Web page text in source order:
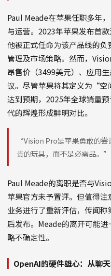
Paul Meade在苹果任职多年
与运营。2023年苹果发布首
他被正式任命为该产品线的
管理及市场策略。然而，
昂售价（3499美元）、应用
议。尽管苹果将其定义为“
达到预期，2025年全球销量
代的辉煌形成鲜明对比。
“Vision Pro是苹果勇敢的
贵的玩具，而不是必需品
Paul Meade的离职是否与
苹果官方未予置评。但值得
业务进行了重新评估，传闻
后发布。Meade的离开可能
略不确定性。
OpenAI的硬件雄心：从聊